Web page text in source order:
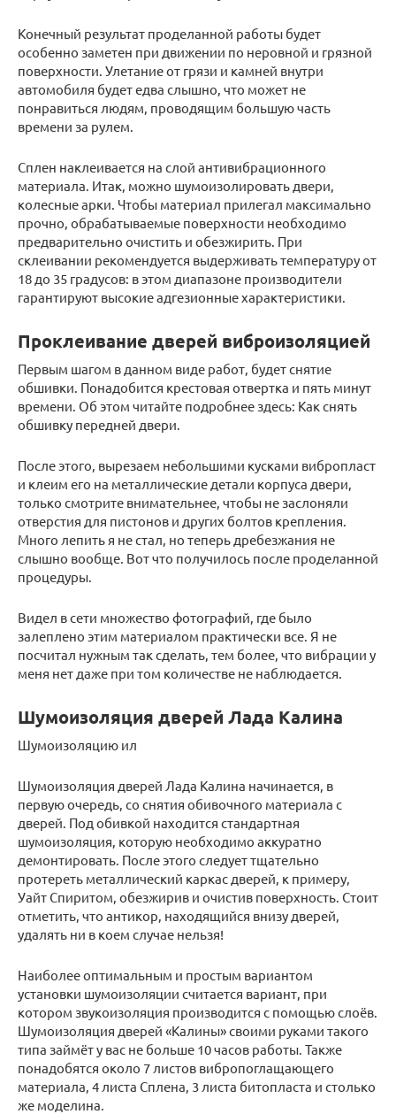
Конечный результат проделанной работы будет
особенно заметен при движении по неровной и грязной
поверхности. Улетание от грязи и камней внутри
автомобиля будет едва слышно, что может не
понравиться людям, проводящим большую часть
времени за рулем.
Сплен наклеивается на слой антивибрационного
материала. Итак, можно шумоизолировать двери,
колесные арки. Чтобы материал прилегал максимально
прочно, обрабатываемые поверхности необходимо
предварительно очистить и обезжирить. При
склеивании рекомендуется выдерживать температуру от
18 до 35 градусов: в этом диапазоне производители
гарантируют высокие адгезионные характеристики.
Проклеивание дверей виброизоляцией
Первым шагом в данном виде работ, будет снятие
обшивки. Понадобится крестовая отвертка и пять минут
времени. Об этом читайте подробнее здесь: Как снять
обшивку передней двери.
После этого, вырезаем небольшими кусками вибропласт
и клеим его на металлические детали корпуса двери,
только смотрите внимательнее, чтобы не заслоняли
отверстия для пистонов и других болтов крепления.
Много лепить я не стал, но теперь дребезжания не
слышно вообще. Вот что получилось после проделанной
процедуры.
Видел в сети множество фотографий, где было
залеплено этим материалом практически все. Я не
посчитал нужным так сделать, тем более, что вибрации у
меня нет даже при том количестве не наблюдается.
Шумоизоляция дверей Лада Калина
Шумоизоляцию ил
Шумоизоляция дверей Лада Калина начинается, в
первую очередь, со снятия обивочного материала с
дверей. Под обивкой находится стандартная
шумоизоляция, которую необходимо аккуратно
демонтировать. После этого следует тщательно
протереть металлический каркас дверей, к примеру,
Уайт Спиритом, обезжирив и очистив поверхность. Стоит
отметить, что антикор, находящийся внизу дверей,
удалять ни в коем случае нельзя!
Наиболее оптимальным и простым вариантом
установки шумоизоляции считается вариант, при
котором звукоизоляция производится с помощью слоёв.
Шумоизоляция дверей «Калины» своими руками такого
типа займёт у вас не больше 10 часов работы. Также
понадобятся около 7 листов вибропоглащающего
материала, 4 листа Сплена, 3 листа битопласта и столько
же моделина.